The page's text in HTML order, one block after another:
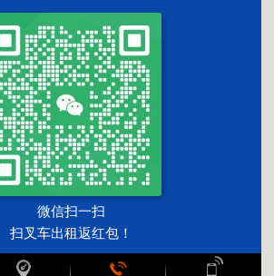
微信扫一扫
扫叉车出租返红包！